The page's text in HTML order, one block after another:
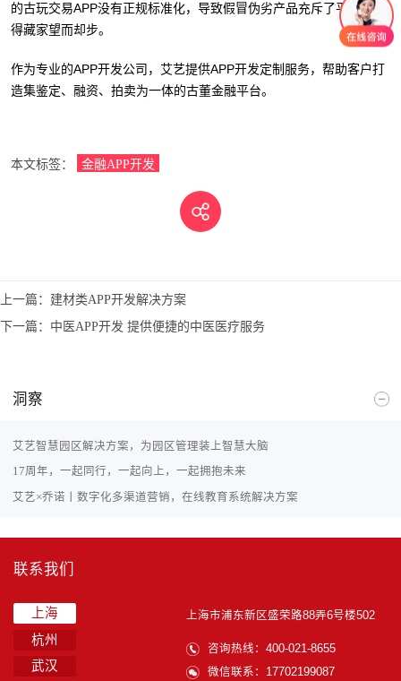
的古玩交易APP没有正规标准化，导致假冒伪劣产品充斥了平台，使
得藏家望而却步。
作为专业的APP开发公司，艾艺提供APP开发定制服务，帮助客户打
造集鉴定、融资、拍卖为一体的古董金融平台。
本文标签： 金融APP开发
上一篇： 建材类APP开发解决方案
下一篇： 中医APP开发 提供便捷的中医医疗服务
洞察
艾艺智慧园区解决方案，为园区管理装上智慧大脑
17周年，一起同行，一起向上，一起拥抱未来
艾艺×乔诺丨数字化多渠道营销，在线教育系统解决方案
联系我们
上海
杭州
武汉
上海市浦东新区盛荣路88弄6号楼502
咨询热线：400-021-8655
微信联系：17702199087